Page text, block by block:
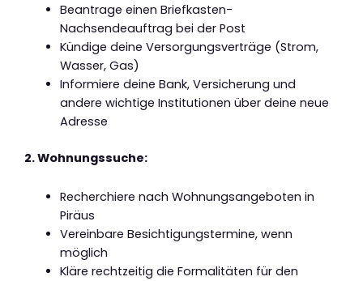
Beantrage einen Briefkasten-
Nachsendeauftrag bei der Post
Kündige deine Versorgungsverträge (Strom,
Wasser, Gas)
Informiere deine Bank, Versicherung und
andere wichtige Institutionen über deine neue
Adresse
2. Wohnungssuche:
Recherchiere nach Wohnungsangeboten in
Piräus
Vereinbare Besichtigungstermine, wenn
möglich
Kläre rechtzeitig die Formalitäten für den